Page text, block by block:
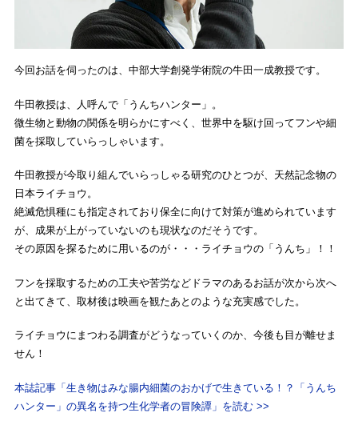
今回お話を伺ったのは、中部大学創発学術院の牛田一成教授です。
牛田教授は、人呼んで「うんちハンター」。
微生物と動物の関係を明らかにすべく、世界中を駆け回ってフンや細
菌を採取していらっしゃいます。
牛田教授が今取り組んでいらっしゃる研究のひとつが、天然記念物の
日本ライチョウ。
絶滅危惧種にも指定されており保全に向けて対策が進められています
が、成果が上がっていないのも現状なのだそうです。
その原因を探るために用いるのが・・・ライチョウの「うんち」！！
フンを採取するための工夫や苦労などドラマのあるお話が次から次へ
と出てきて、取材後は映画を観たあとのような充実感でした。
ライチョウにまつわる調査がどうなっていくのか、今後も目が離せま
せん！
本誌記事「生き物はみな腸内細菌のおかげで生きている！？「うんち
ハンター」の異名を持つ生化学者の冒険譚」を読む >>